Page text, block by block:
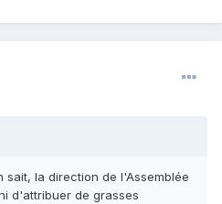
sait, la direction de l'Assemblée
d'attribuer de grasses